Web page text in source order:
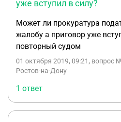
отразив их в проекте
подобного рода действия
Устава и будет ли
уполномоченными на то
органами? Какие
содержанию Устава
уже вступил в силу?
Может ли прокуратура
жалобу а приговор уже
повторный судом
01 октября 2019, 09:21 , вопрос
Ростов-на-Дону
1 ответ